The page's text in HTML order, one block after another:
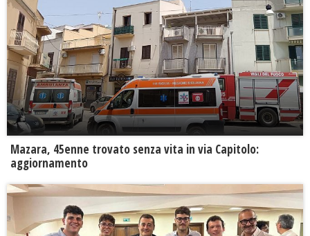
Mazara, 45enne trovato senza vita in via Capitolo:
aggiornamento